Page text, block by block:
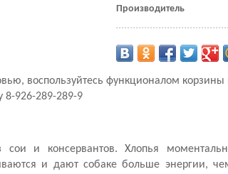
Производитель
воспользуйтесь функционалом
8-926-289-289-9
и консервантов. Хлопья
и дают собаке больше энергии,